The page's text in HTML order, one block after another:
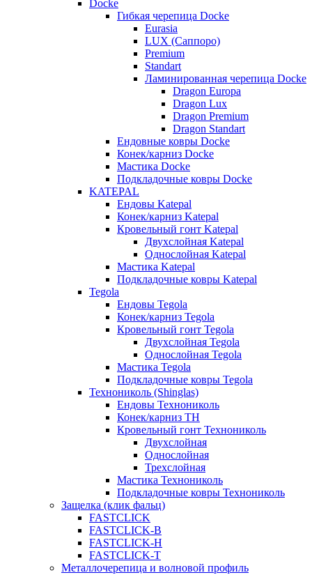
Docke
Гибкая черепица Docke
Eurasia
LUX (Саппоро)
Premium
Standart
Ламинированная черепица Docke
Dragon Europa
Dragon Lux
Dragon Premium
Dragon Standart
Ендовные ковры Docke
Конек/карниз Docke
Мастика Docke
Подкладочные ковры Docke
KATEPAL
Ендовы Katepal
Конек/карниз Katepal
Кровельный гонт Katepal
Двухслойная Katepal
Однослойная Katepal
Мастика Katepal
Подкладочные ковры Katepal
Tegola
Ендовы Tegola
Конек/карниз Tegola
Кровельный гонт Tegola
Двухслойная Tegola
Однослойная Tegola
Мастика Tegola
Подкладочные ковры Tegola
Технониколь (Shinglas)
Ендовы Технониколь
Конек/карниз ТН
Кровельный гонт Технониколь
Двухслойная
Однослойная
Трехслойная
Мастика Технониколь
Подкладочные ковры Технониколь
Защелка (клик фальц)
FASTCLICK
FASTCLICK-B
FASTCLICK-H
FASTCLICK-T
Металлочерепица и волновой профиль